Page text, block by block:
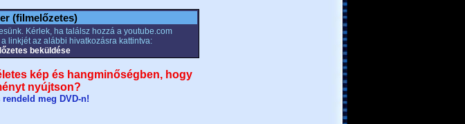
(filmelőzetes)
Kérlek, ha találsz hozzá a youtube.com
linkjét az alábbi hivatkozásra kattintva:
beküldése
kép és hangminőségben, hogy
nyújtson?
meg DVD-n!